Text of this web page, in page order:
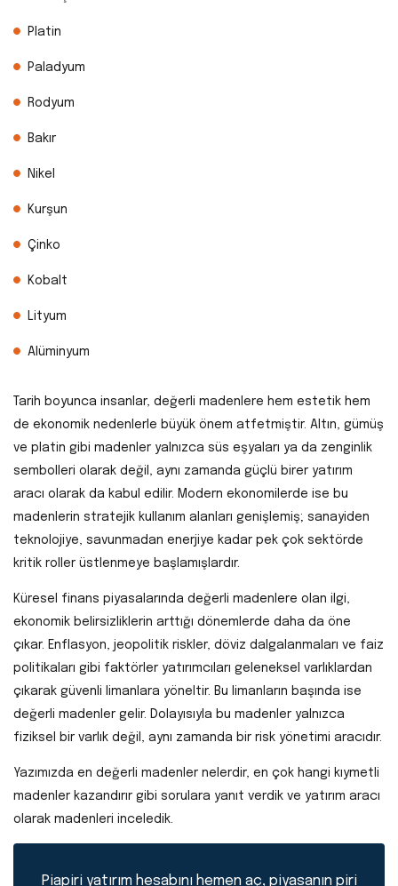
Platin
Paladyum
Rodyum
Bakır
Nikel
Kurşun
Çinko
Kobalt
Lityum
Alüminyum
Tarih boyunca insanlar, değerli madenlere hem estetik hem
de ekonomik nedenlerle büyük önem atfetmiştir. Altın, gümüş
ve platin gibi madenler yalnızca süs eşyaları ya da zenginlik
sembolleri olarak değil, aynı zamanda güçlü birer yatırım
aracı olarak da kabul edilir. Modern ekonomilerde ise bu
madenlerin stratejik kullanım alanları genişlemiş; sanayiden
teknolojiye, savunmadan enerjiye kadar pek çok sektörde
kritik roller üstlenmeye başlamışlardır.
Küresel finans piyasalarında değerli madenlere olan ilgi,
ekonomik belirsizliklerin arttığı dönemlerde daha da öne
çıkar. Enflasyon, jeopolitik riskler, döviz dalgalanmaları ve faiz
politikaları gibi faktörler yatırımcıları geleneksel varlıklardan
çıkarak güvenli limanlara yöneltir. Bu limanların başında ise
değerli madenler gelir. Dolayısıyla bu madenler yalnızca
fiziksel bir varlık değil, aynı zamanda bir risk yönetimi aracıdır.
Yazımızda en değerli madenler nelerdir, en çok hangi kıymetli
madenler kazandırır gibi sorulara yanıt verdik ve yatırım aracı
olarak madenleri inceledik.
Piapiri yatırım hesabını hemen aç, piyasanın piri